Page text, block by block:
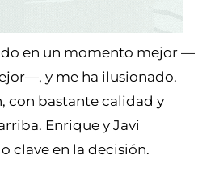
en un momento mejor —
y me ha ilusionado.
con bastante calidad y
Enrique y Javi
clave en la decisión.